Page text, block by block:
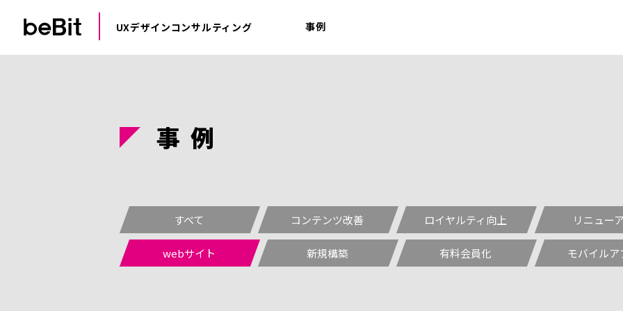
UXデザインコンサルティング 事例
事 例
すべて コンテンツ改善 ロイヤルティ向上 リニュー
webサイト 新規構築 有料会員化 モバイルア